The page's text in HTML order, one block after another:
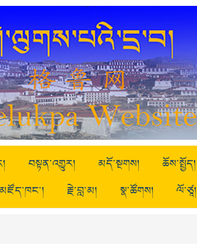
བསྟན་འགྱུར། མདོ་སྔགས། ཆོས་སྤྱོད།
རྗེ་བླ་མ། སྣ་ཚོགས། ལོ་ཙཱ།